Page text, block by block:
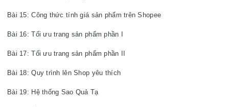
Bài 15: Công thức tính giá sản phẩm trên Shopee
Bài 16: Tối ưu trang sản phẩm phần I
Bài 17: Tối ưu trang sản phẩm phần II
Bài 18: Quy trình lên Shop yêu thích
Bài 19: Hệ thống Sao Quả Tạ